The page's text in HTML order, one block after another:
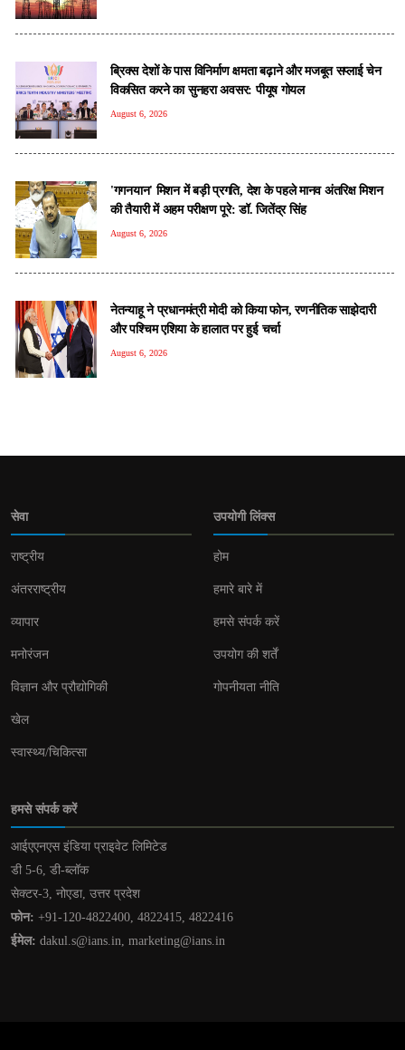
ब्रिक्स देशों के पास विनिर्माण क्षमता बढ़ाने और मजबूत सप्लाई चेन
विकसित करने का सुनहरा अवसर: पीयूष गोयल
August 6, 2026
'गगनयान' मिशन में बड़ी प्रगति, देश के पहले मानव अंतरिक्ष मिशन
की तैयारी में अहम परीक्षण पूरे: डॉ. जितेंद्र सिंह
August 6, 2026
नेतन्याहू ने प्रधानमंत्री मोदी को क‍िया फोन, रणनीतिक साझेदारी
और पश्चिम एशिया के हालात पर हुई चर्चा
August 6, 2026
सेवा
राष्ट्रीय
अंतरराष्ट्रीय
व्यापार
मनोरंजन
विज्ञान और प्रौद्योगिकी
खेल
स्वास्थ्य/चिकित्सा
उपयोगी लिंक्स
होम
हमारे बारे में
हमसे संपर्क करें
उपयोग की शर्तें
गोपनीयता नीति
हमसे संपर्क करें
आईएएनएस इंडिया प्राइवेट लिमिटेड
डी 5-6, डी-ब्लॉक
सेक्टर-3, नोएडा, उत्तर प्रदेश
फोन: +91-120-4822400, 4822415, 4822416
ईमेल: dakul.s@ians.in, marketing@ians.in